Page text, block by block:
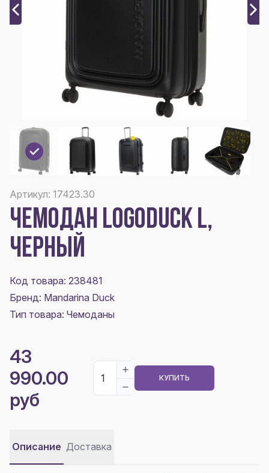
Артикул: 17423.30
ЧЕМОДАН LOGODUCK L,
ЧЕРНЫЙ
Код товара: 238481
Бренд: Mandarina Duck
Тип товара: Чемоданы
43
990.00
руб
КУПИТЬ
Описание Доставка